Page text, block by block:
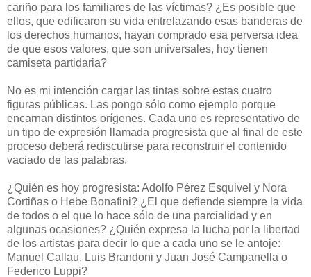
cariño para los familiares de las víctimas? ¿Es posible que
ellos, que edificaron su vida entrelazando esas banderas de
los derechos humanos, hayan comprado esa perversa idea
de que esos valores, que son universales, hoy tienen
camiseta partidaria?
No es mi intención cargar las tintas sobre estas cuatro
figuras públicas. Las pongo sólo como ejemplo porque
encarnan distintos orígenes. Cada uno es representativo de
un tipo de expresión llamada progresista que al final de este
proceso deberá rediscutirse para reconstruir el contenido
vaciado de las palabras.
¿Quién es hoy progresista: Adolfo Pérez Esquivel y Nora
Cortiñas o Hebe Bonafini? ¿El que defiende siempre la vida
de todos o el que lo hace sólo de una parcialidad y en
algunas ocasiones? ¿Quién expresa la lucha por la libertad
de los artistas para decir lo que a cada uno se le antoje:
Manuel Callau, Luis Brandoni y Juan José Campanella o
Federico Luppi?